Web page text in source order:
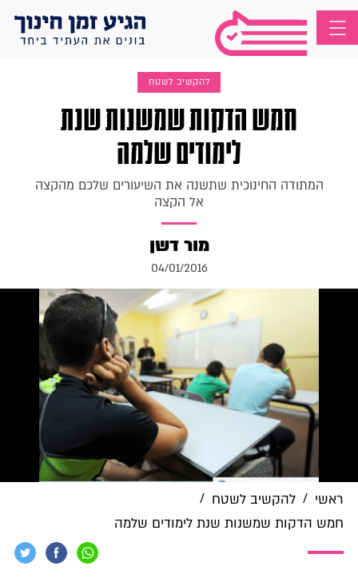
להקשיב לשטח
חמש הדקות שמשנות שנת
לימודים שלמה
המתודה החינוכית שתשנה את השיעורים שלכם מהקצה
אל הקצה
מור דשן
04/01/2016
ראשי / להקשיב לשטח /
חמש הדקות שמשנות שנת לימודים שלמה